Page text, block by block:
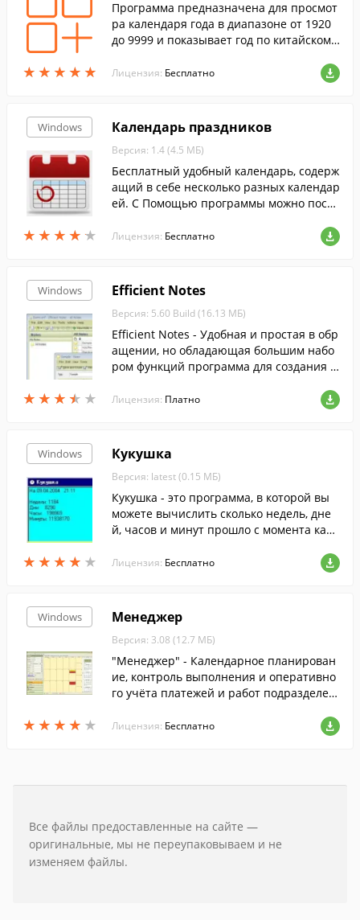
★ ★ ★ ★ ★
★ ★ ★ ★ ★
Программа предназначена для просмот
ра календаря года в диапазоне от 1920
до 9999 и показывает год по китайскому
Лицензия: Бесплатно
Windows
★ ★ ★ ★ ★
★ ★ ★ ★ ★
Календарь праздников
Версия: 1.4 (4.5 МБ)
Бесплатный удобный календарь, содерж
ащий в себе несколько разных календар
ей. С Помощью программы можно посм
нать, когда выходные дни будут на рабо
Лицензия: Бесплатно
Windows
★ ★ ★ ★ ★
★ ★ ★ ★ ★
Efficient Notes
Версия: 5.60 Build (16.13 МБ)
Efficient Notes - Удобная и простая в обр
ащении, но обладающая большим набо
ром функций программа для создания п
Лицензия: Платно
Windows
★ ★ ★ ★ ★
★ ★ ★ ★ ★
Кукушка
Версия: latest (0.15 МБ)
Кукушка - это программа, в которой вы
можете вычислить сколько недель, дне
й, часов и минут прошло с момента како
ия).
Лицензия: Бесплатно
Windows
★ ★ ★ ★ ★
★ ★ ★ ★ ★
Менеджер
Версия: 3.08 (12.7 МБ)
"Менеджер" - Календарное планирован
ие, контроль выполнения и оперативно
го учёта платежей и работ подразделен
ам. Управление проектами. Гибкая эксп
Лицензия: Бесплатно
Все файлы предоставленные на сайте —
оригинальные, мы не переупаковываем и не
изменяем файлы.